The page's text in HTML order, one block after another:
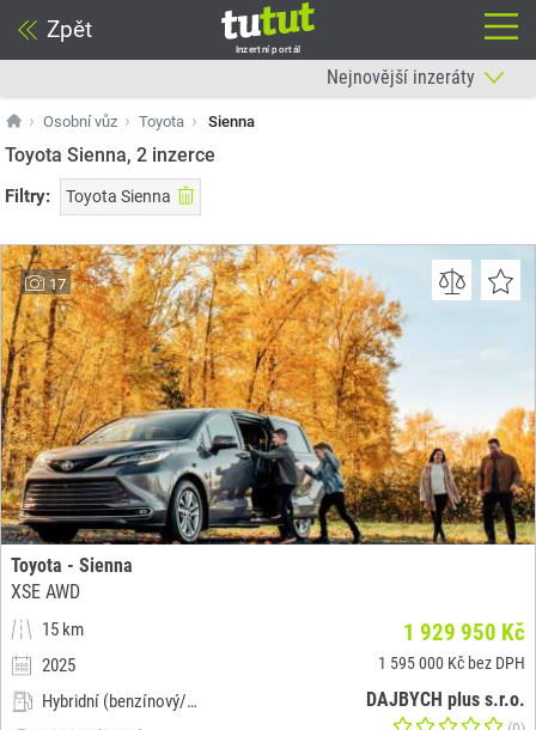
Zpět
Inzertní portál
Osobní vůz Toyota Sienna
Toyota Sienna, 2 inzerce
Filtry: Toyota Sienna
17
Toyota - Sienna
XSE AWD
15 km
2025
Hybridní (benzínový/elektrický)
1 929 950 Kč
1 595 000 Kč bez DPH
DAJBYCH plus s.r.o.